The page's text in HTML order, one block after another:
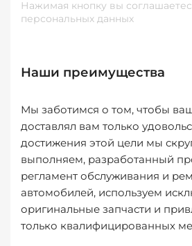
Нажимая кнопку вы
персональных данных
Наши преимущества
Мы заботимся о том, чтобы
доставлял вам только
достижения этой цели мы
выполняем, разработанный
регламент обслуживания и
автомобилей, используем
оригинальные запчасти и
только квалифицированных